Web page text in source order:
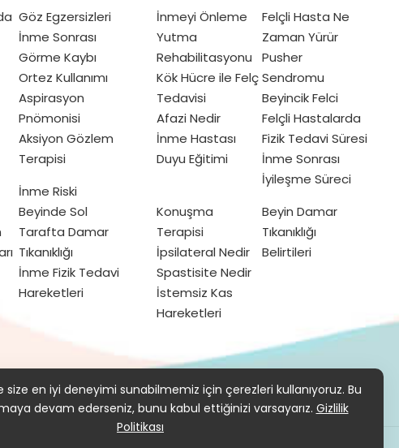
Göz Egzersizleri
İnme Sonrası
Görme Kaybı
Ortez Kullanımı
Aspirasyon
Pnömonisi
Aksiyon Gözlem
Terapisi
İnme Riski
Beyinde Sol
Tarafta Damar
Tıkanıklığı
İnme Fizik Tedavi
Hareketleri
İnmeyi Önleme
Yutma
Rehabilitasyonu
Kök Hücre ile Felç
Tedavisi
Afazi Nedir
İnme Hastası
Duyu Eğitimi
Felçli Hasta Ne
Zaman Yürür
Pusher
Sendromu
Beyincik Felci
Felçli Hastalarda
Fizik Tedavi Süresi
İnme Sonrası
İyileşme Süreci
Konuşma
Terapisi
İpsilateral Nedir
Spastisite Nedir
İstemsiz Kas
Hareketleri
Beyin Damar
Tıkanıklığı
Belirtileri
Gizlilik Politikası ve Kullanım Koşulları KVKK
size en iyi deneyimi sunabilmemiz için çerezleri kullanıyoruz. Bu
devam ederseniz, bunu kabul ettiğinizi varsayarız. Gizlilik
Politikası